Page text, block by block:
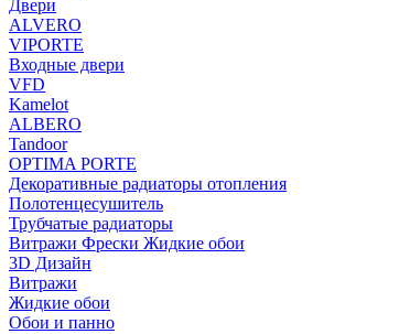
Двери
ALVERO
VIPORTE
Входные двери
VFD
Kamelot
ALBERO
Tandoor
OPTIMA PORTE
Декоративные радиаторы отопления
Полотенцесушитель
Трубчатые радиаторы
Витражи Фрески Жидкие обои
3D Дизайн
Витражи
Жидкие обои
Обои и панно